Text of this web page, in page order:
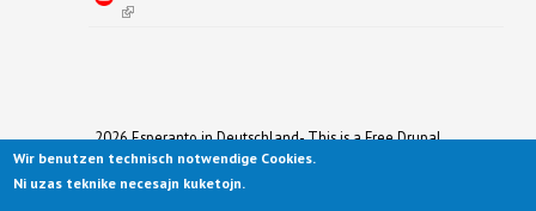
(link is external)
2026 Esperanto in Deutschland- This is a Free Drupal
Theme
Ported to Drupal for the Open Source Community by
Wir benutzen technisch notwendige Cookies.
Ni uzas teknike necesajn kuketojn.